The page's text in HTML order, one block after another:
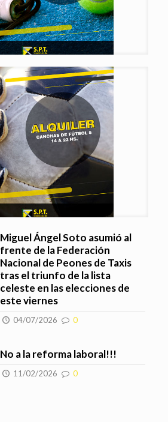
Miguel Ángel Soto asumió al
frente de la Federación
Nacional de Peones de Taxis
tras el triunfo de la lista
celeste en las elecciones de
este viernes
04/07/2026 0
No a la reforma laboral!!!
11/02/2026 0